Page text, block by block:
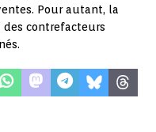
Pour autant, la
des contrefacteurs